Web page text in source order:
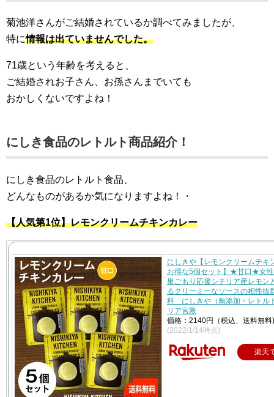
菊池洋さんがご結婚されているか調べてみましたが、
特に情報は出ていませんでした。
71歳という年齢を考えると、
ご結婚されお子さん、お孫さんまでいても
おかしくないですよね！
にしき食品のレトルト商品紹介！
にしき食品のレトルト食品、
どんなものがあるか気になりますよね！・
【人気第1位】レモンクリームチキンカレー
にしきや【レモンクリームチ
お得な5個セット】★甘口★女
巣ごもり応援シチリア産レモン
るクリーミーなソースの相性抜
料 にしきや（無添加・レトル
リア宮殿
価格：2140円（税込、送料無料)
(2022/1/14時点)
楽天